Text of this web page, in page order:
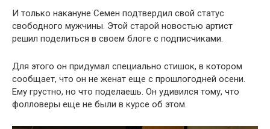
И только накануне Семен подтвердил свой статус
свободного мужчины. Этой старой новостью артист
решил поделиться в своем блоге с подписчиками.
Для этого он придумал специально стишок, в котором
сообщает, что он не женат еще с прошлогодней осени.
Ему грустно, но что поделаешь. Он удивился тому, что
фолловеры еще не были в курсе об этом.